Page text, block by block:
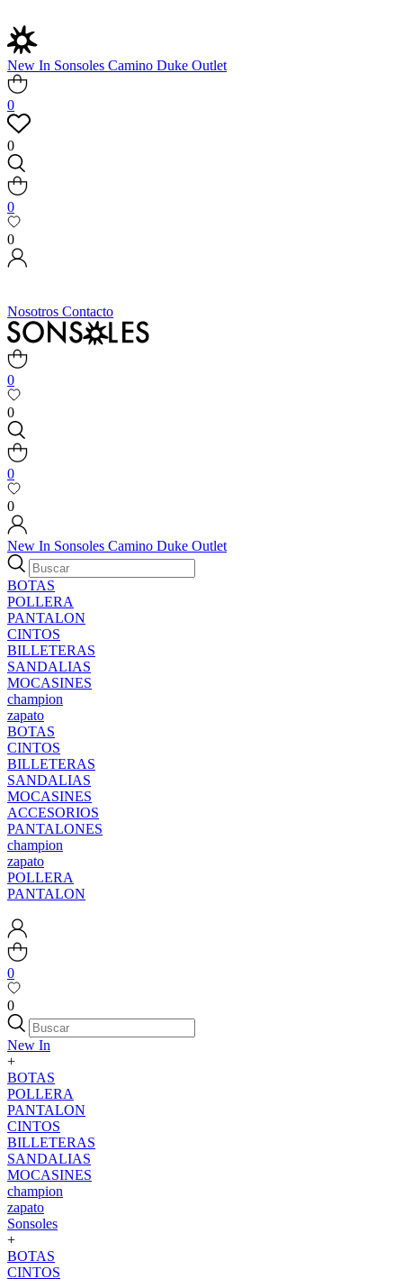
New In Sonsoles Camino Duke Outlet
0
0
0
0
Nosotros Contacto
0
0
0
0
New In Sonsoles Camino Duke Outlet
BOTAS
POLLERA
PANTALON
CINTOS
BILLETERAS
SANDALIAS
MOCASINES
champion
zapato
BOTAS
CINTOS
BILLETERAS
SANDALIAS
MOCASINES
ACCESORIOS
PANTALONES
champion
zapato
POLLERA
PANTALON
0
0
New In
+
BOTAS
POLLERA
PANTALON
CINTOS
BILLETERAS
SANDALIAS
MOCASINES
champion
zapato
Sonsoles
+
BOTAS
CINTOS